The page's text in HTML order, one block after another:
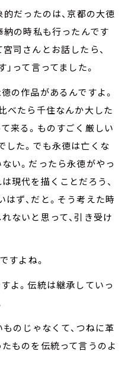
だったのは、京都の大徳
納の時私も行ったんです
司さんとお話したら、
って言ってました。
の作品があるんですよ。
べたら千住なんか大した
来る。ものすごく厳しい
した。でも永徳は亡くな
い。だったら永徳がやっ
現代を描くことだろう、
ず、だと。そう考えた時
ないと思って、引き受け
すよね。
よ。伝統は継承していっ
のじゃなくて、つねに革
ものを伝統って言うのよ